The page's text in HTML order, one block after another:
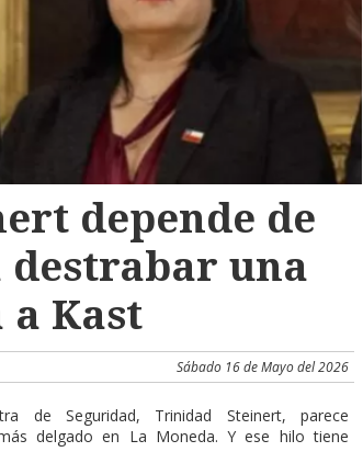
depende de
una
Kast
Sábado 16 de Mayo del 2026
de Seguridad, Trinidad Steinert, parece
delgado en La Moneda. Y ese hilo tiene